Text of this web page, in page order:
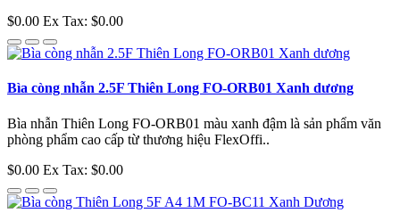
$0.00 Ex Tax: $0.00
Bìa còng nhẫn 2.5F Thiên Long FO-ORB01 Xanh dương
Bìa nhẫn Thiên Long FO-ORB01 màu xanh đậm là sản phẩm văn
phòng phẩm cao cấp từ thương hiệu FlexOffi..
$0.00 Ex Tax: $0.00